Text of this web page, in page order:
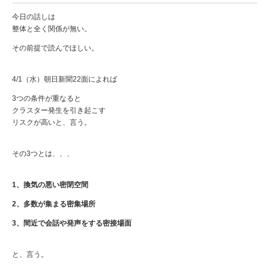
今日の話しは
整体と全く関係が無い。
その前提で読んでほしい。
4/1（水）朝日新聞22面によれば
3つの条件が重なると
クラスター発生を引き起こす
リスクが高いと、言う。
その3つとは、、、
1、換気の悪い密閉空間
2、多数が集まる密集場所
3、間近で会話や発声をする密接場面
と、言う。